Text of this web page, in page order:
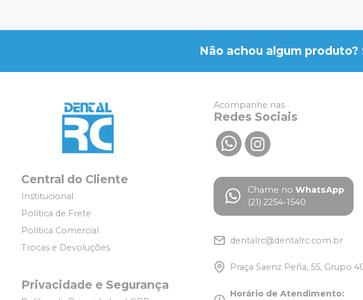
Não achou algum produto?
Central do Cliente
Institucional
Política de Frete
Política Comercial
Trocas e Devoluções
Privacidade e Segurança
Acompanhe nas
Redes Sociais
Chame no WhatsApp
(21) 2254-1540
dentalrc@dentalrc.com.br
Praça Saenz Peña, 55, Grupo
Horário de Atendimento: